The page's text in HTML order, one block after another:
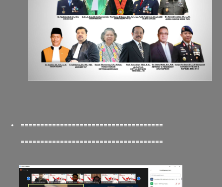
====================================